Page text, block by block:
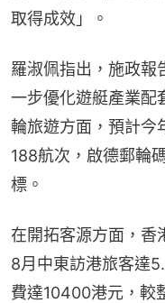
取得成效」。
羅淑佩指出，施政報
一步優化遊艇產業配
輪旅遊方面，預計今
188航次，啟德郵輪
標。
在開拓客源方面，香
8月中東訪港旅客達
費達10400港元，較